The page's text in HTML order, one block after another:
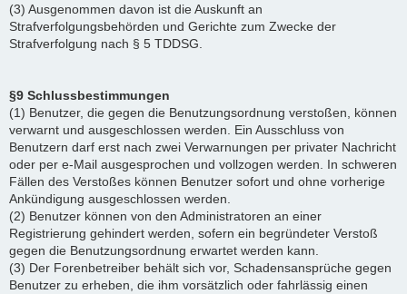
(3) Ausgenommen davon ist die Auskunft an
Strafverfolgungsbehörden und Gerichte zum Zwecke der
Strafverfolgung nach § 5 TDDSG.
§9 Schlussbestimmungen
(1) Benutzer, die gegen die Benutzungsordnung verstoßen, können
verwarnt und ausgeschlossen werden. Ein Ausschluss von
Benutzern darf erst nach zwei Verwarnungen per privater Nachricht
oder per e-Mail ausgesprochen und vollzogen werden. In schweren
Fällen des Verstoßes können Benutzer sofort und ohne vorherige
Ankündigung ausgeschlossen werden.
(2) Benutzer können von den Administratoren an einer
Registrierung gehindert werden, sofern ein begründeter Verstoß
gegen die Benutzungsordnung erwartet werden kann.
(3) Der Forenbetreiber behält sich vor, Schadensansprüche gegen
Benutzer zu erheben, die ihm vorsätzlich oder fahrlässig einen